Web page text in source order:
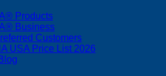
Products
Business
Customers
USA Price List 2026
Blog